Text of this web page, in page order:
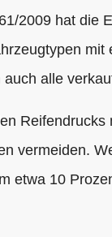
2009 hat die
alle
vermeiden.
etwa 10